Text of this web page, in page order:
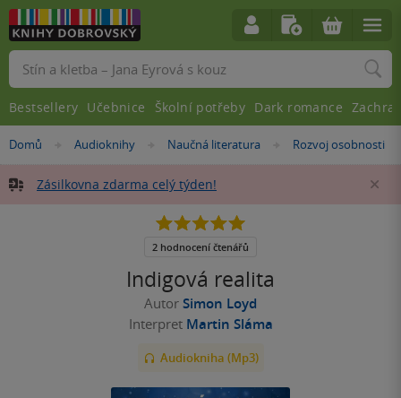
Nacházíte
zde:
Domů »Audioknihy »
Naučná literatura »
Rozvoj osobnosti
Zásilkovna zdarma celý týden!
Indigová realita
Autor Simon Loyd
Interpret Martin Sláma
Audiokniha (Mp3)
5.0
5
2 hodnocení čtenářů
Vyhledávání
Bestsellery Učebnice Školní potřeby Dark romance